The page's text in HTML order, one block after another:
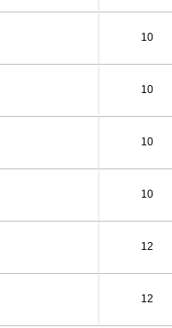
10
10
10
10
12
12